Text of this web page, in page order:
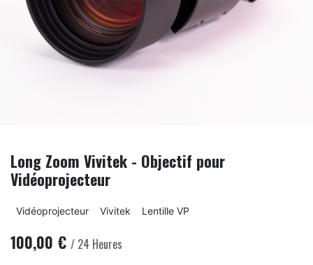
Long Zoom Vivitek - Objectif pour
Vidéoprojecteur
Vidéoprojecteur Vivitek Lentille VP
100,00 € / 24 Heures